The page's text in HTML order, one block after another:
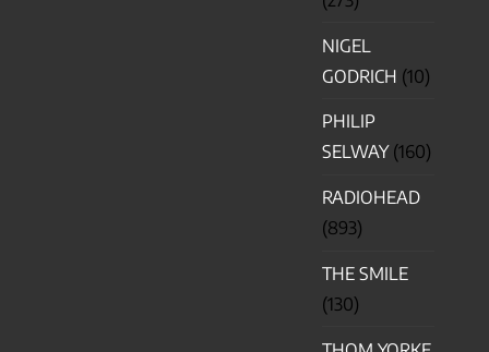
NIGEL
GODRICH (10)
PHILIP
SELWAY(160)
RADIOHEAD
(893)
THE SMILE
(130)